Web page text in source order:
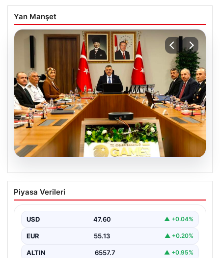
Yan Manşet
Organize suçla mücadele toplantısı.
İçişleri Bakanı Çiftçi: Hiçbir suç
Piyasa Verileri
USD 47.60 ▲ +0.04%
EUR 55.13 ▲ +0.20%
ALTIN 6557.7 ▲ +0.95%